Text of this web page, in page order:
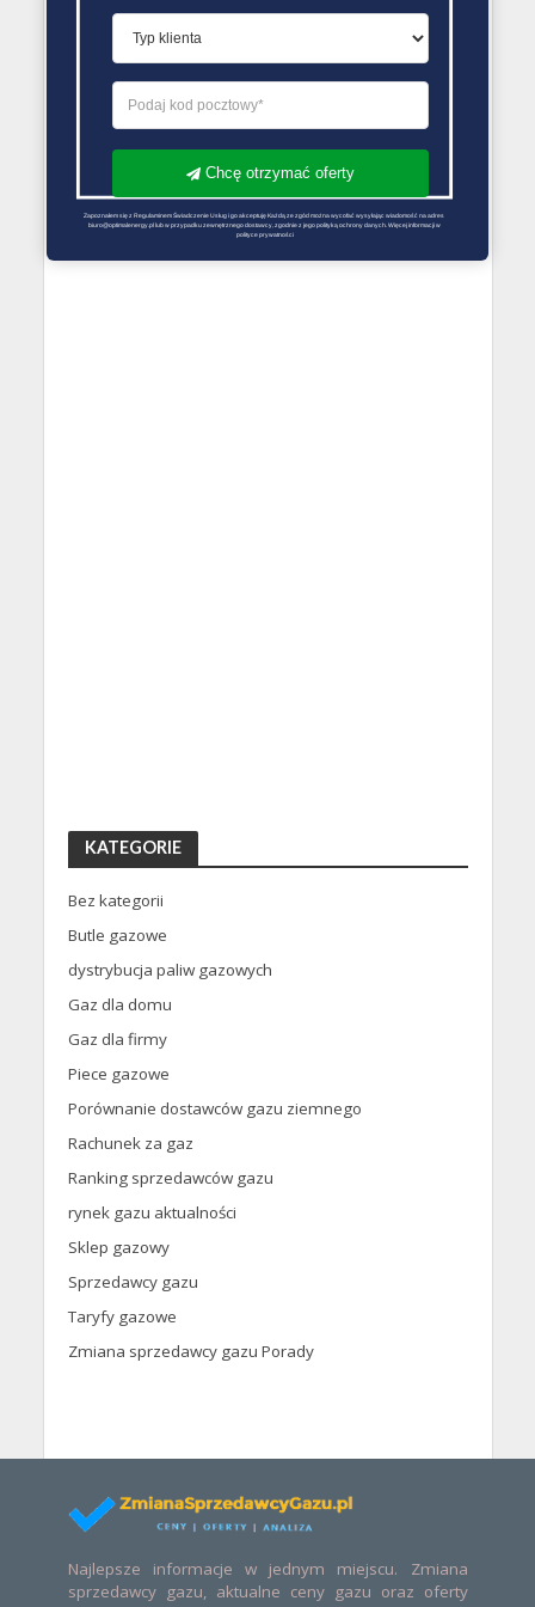
PORÓWNYWARKA OFERT GAZU
KATEGORIE
Bez kategorii
Butle gazowe
dystrybucja paliw gazowych
Gaz dla domu
Gaz dla firmy
Piece gazowe
Porównanie dostawców gazu ziemnego
Rachunek za gaz
Ranking sprzedawców gazu
rynek gazu aktualności
Sklep gazowy
Sprzedawcy gazu
Taryfy gazowe
Zmiana sprzedawcy gazu Porady
Najlepsze informacje w jednym miejscu. Zmiana
sprzedawcy gazu, aktualne ceny gazu oraz oferty
Chcę otrzymać oferty
Zapoznałem się z Regulaminem Świadczenie Usług i go akceptuję Każdą ze zgód można wycofać wysyłając wiadomość na adres
biuro@optimalenergy.pl lub w przypadku zewnętrznego dostawcy, zgodnie z jego polityką ochrony danych. Więcej informacji w
polityce prywatności